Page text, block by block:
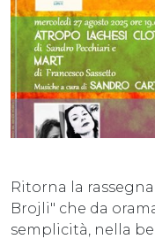
Ritorna la
Brojli" che da
semplicità, nella